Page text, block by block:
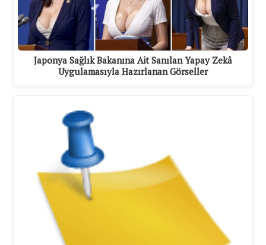
Japonya Sağlık Bakanına Ait Sanılan Yapay Zekâ
Uygulamasıyla Hazırlanan Görseller